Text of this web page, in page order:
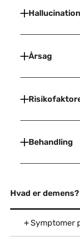
Årsag
Behandling
Hvad er demens?
Symptomer